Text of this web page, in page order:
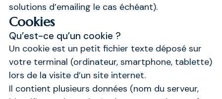
solutions d’emailing le cas échéant).
Cookies
Qu’est-ce qu’un cookie ?
Un cookie est un petit fichier texte déposé sur
votre terminal (ordinateur, smartphone, tablette)
lors de la visite d’un site internet.
Il contient plusieurs données (nom du serveur,